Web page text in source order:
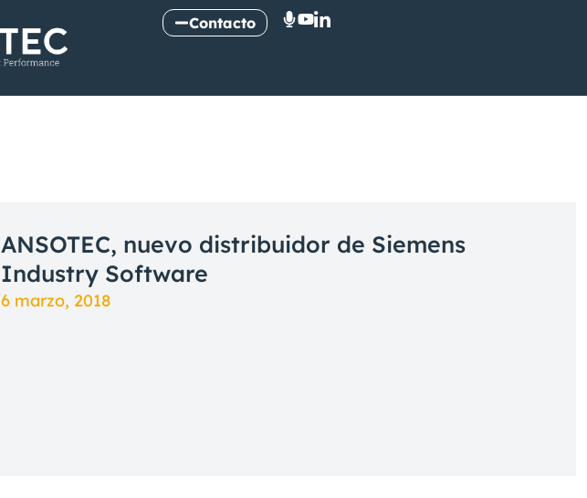
Contacto
ANSOTEC, nuevo distribuidor de Siemens
Industry Software
6 marzo, 2018